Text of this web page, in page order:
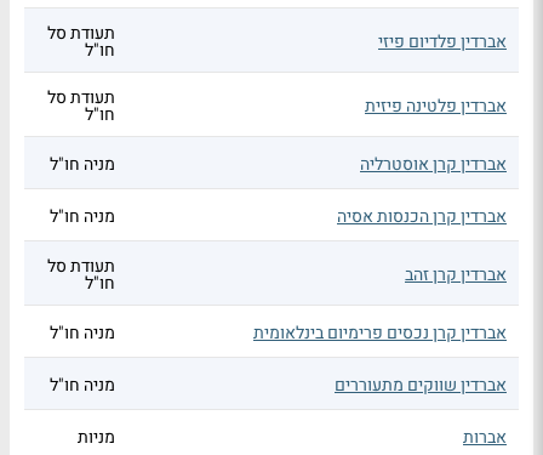
אברדין פלדיום פיזי תעודת סל
חו"ל
אברדין פלטינה פיזית תעודת סל
חו"ל
אברדין קרן אוסטרליה
מניה חו"ל
אברדין קרן הכנסות אסיה מניה חו"ל
אברדין קרן זהב תעודת סל
חו"ל
אברדין קרן נכסים פרימיום בינלאומית
מניה חו"ל
אברדין שווקים מתעוררים מניה חו"ל
אברות מניות